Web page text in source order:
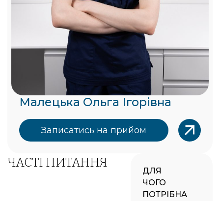
Малецька Ольга Ігорівна
Записатись на прийом
ЧАСТІ ПИТАННЯ
ДЛЯ
ЧОГО
ПОТРІБНА